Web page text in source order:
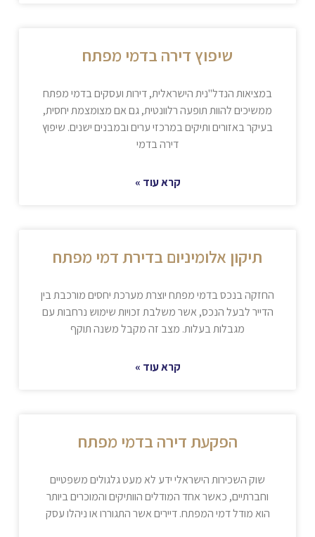
שיפוץ דירה בדמי מפתח
במציאות הנדל"נית הישראלית, דירות ועסקים בדמי מפתח
ממשיכים להוות תופעה רלוונטית, גם אם מצומצמת יחסית,
בעיקר באזורים ותיקים במרכזי ערים ובמבנים ישנים. שיפוץ
דירה בדמי
קרא עוד »
תיקון אלומיניום בדירת דמי מפתח
החזקה בנכס בדמי מפתח יוצרת מערכת יחסים מורכבת בין
הדייר לבעל הנכס, אשר משלבת זכויות שימוש נרחבות עם
מגבלות בעלות. מצב זה מקבל משנה תוקף
קרא עוד »
הפקעת דירה בדמי מפתח
שוק השכירות הישראלי ידע לא מעט גלגולים משפטיים
וחברתיים, כאשר אחד המודלים הוותיקים והמוכרים ביותר
הוא מודל דמי המפתח. דיירים אשר התגוררו או ניהלו עסק